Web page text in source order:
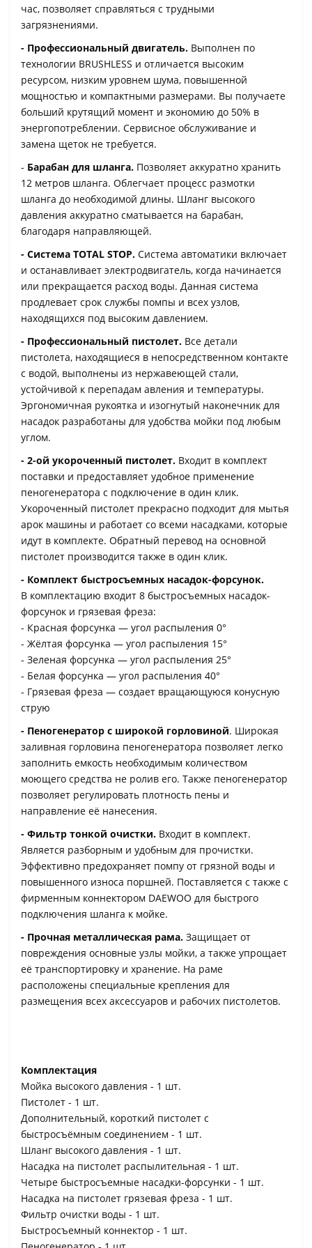
час, позволяет справляться с трудными
загрязнениями.
- Профессиональный двигатель. Выполнен по
технологии BRUSHLESS и отличается высоким
ресурсом, низким уровнем шума, повышенной
мощностью и компактными размерами. Вы получаете
больший крутящий момент и экономию до 50% в
энергопотреблении. Сервисное обслуживание и
замена щеток не требуется.
- Барабан для шланга. Позволяет аккуратно хранить
12 метров шланга. Облегчает процесс размотки
шланга до необходимой длины. Шланг высокого
давления аккуратно сматывается на барабан,
благодаря направляющей.
- Система TOTAL STOP. Система автоматики включает
и останавливает электродвигатель, когда начинается
или прекращается расход воды. Данная система
продлевает срок службы помпы и всех узлов,
находящихся под высоким давлением.
- Профессиональный пистолет. Все детали
пистолета, находящиеся в непосредственном контакте
с водой, выполнены из нержавеющей стали,
устойчивой к перепадам авления и температуры.
Эргономичная рукоятка и изогнутый наконечник для
насадок разработаны для удобства мойки под любым
углом.
- 2-ой укороченный пистолет. Входит в комплект
поставки и предоставляет удобное применение
пеногенератора с подключение в один клик.
Укороченный пистолет прекрасно подходит для мытья
арок машины и работает со всеми насадками, которые
идут в комплекте. Обратный перевод на основной
пистолет производится также в один клик.
- Комплект быстросъемных насадок-форсунок.
В комплектацию входит 8 быстросъемных насадок-
форсунок и грязевая фреза:
- Красная форсунка — угол распыления 0°
- Жёлтая форсунка — угол распыления 15°
- Зеленая форсунка — угол распыления 25°
- Белая форсунка — угол распыления 40°
- Грязевая фреза — создает вращающуюся конусную
струю
- Пеногенератор с широкой горловиной. Широкая
заливная горловина пеногенератора позволяет легко
заполнить емкость необходимым количеством
моющего средства не ролив его. Также пеногенератор
позволяет регулировать плотность пены и
направление её нанесения.
- Фильтр тонкой очистки. Входит в комплект.
Является разборным и удобным для прочистки.
Эффективно предохраняет помпу от грязной воды и
повышенного износа поршней. Поставляется с также с
фирменным коннектором DAEWOO для быстрого
подключения шланга к мойке.
- Прочная металлическая рама. Защищает от
повреждения основные узлы мойки, а также упрощает
её транспортировку и хранение. На раме
расположены специальные крепления для
размещения всех аксессуаров и рабочих пистолетов.
Комплектация
Мойка высокого давления - 1 шт.
Пистолет - 1 шт.
Дополнительный, короткий пистолет с
быстросъёмным соединением - 1 шт.
Шланг высокого давления - 1 шт.
Насадка на пистолет распылительная - 1 шт.
Четыре быстросъемные насадки-форсунки - 1 шт.
Насадка на пистолет грязевая фреза - 1 шт.
Фильтр очистки воды - 1 шт.
Быстросъемный коннектор - 1 шт.